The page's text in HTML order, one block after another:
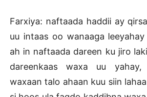
Farxiya: naftaada haddii ay
uu intaas oo wanaaga
ah in naftaada dareen ku jiro
dareenkaas waxa uu yahay,
waxaan talo ahaan kuu siin